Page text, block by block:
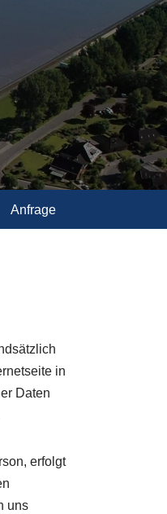
Anfrage
in
Daten
erfolgt
uns